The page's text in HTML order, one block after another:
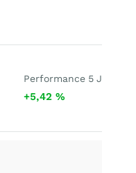
Performance 5 J
+5,42 %